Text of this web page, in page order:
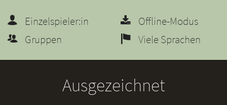
Einzelspieler:in
Gruppen
Offline-Modus
Viele Sprachen
Ausgezeichnet